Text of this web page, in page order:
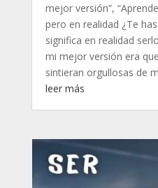
mejor versión”,
pero en realidad ¿Te
significa en realidad
mi mejor versión era
sintieran orgullosas de
leer más